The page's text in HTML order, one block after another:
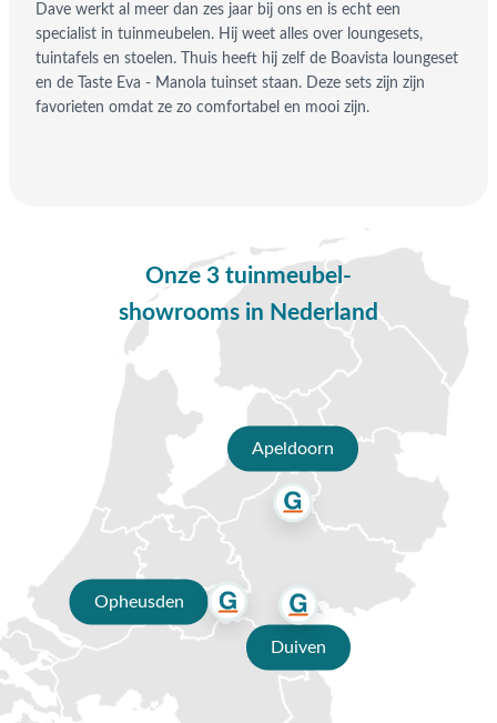
Dave werkt al meer dan zes jaar bij ons en is echt een
specialist in tuinmeubelen. Hij weet alles over loungesets,
tuintafels en stoelen. Thuis heeft hij zelf de Boavista loungeset
en de Taste Eva - Manola tuinset staan. Deze sets zijn zijn
favorieten omdat ze zo comfortabel en mooi zijn.
Onze 3 tuinmeubel-
showrooms in Nederland
Apeldoorn
Opheusden
Duiven